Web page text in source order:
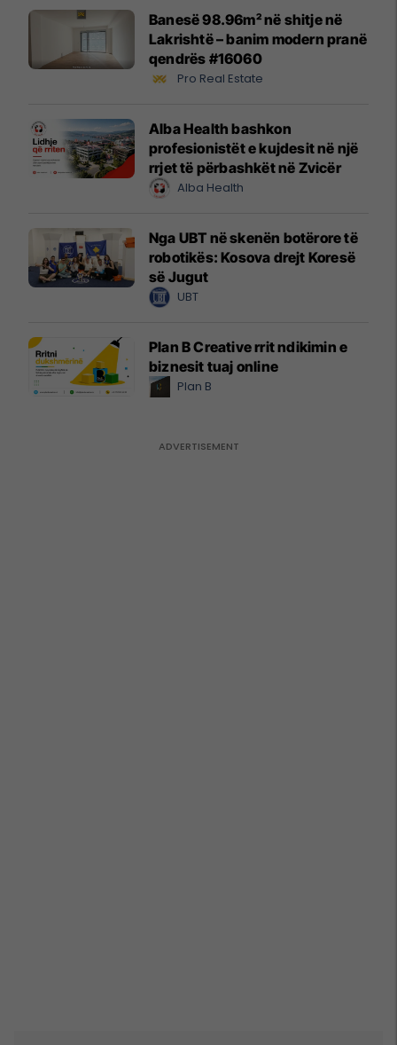
Banesë 98.96m² në shitje në
Lakrishtë – banim modern pranë
qendrës #16060
Pro Real Estate
Alba Health bashkon
profesionistët e kujdesit në një
rrjet të përbashkët në Zvicër
Alba Health
Nga UBT në skenën botërore të
robotikës: Kosova drejt Koresë
së Jugut
UBT
Plan B Creative rrit ndikimin e
biznesit tuaj online
Plan B